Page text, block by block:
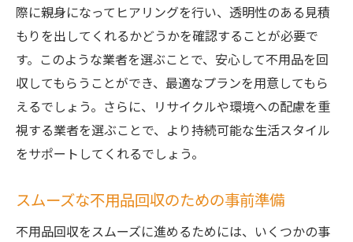
際に親身になってヒアリングを行い、透明性のある見積
もりを出してくれるかどうかを確認することが必要で
す。このような業者を選ぶことで、安心して不用品を回
収してもらうことができ、最適なプランを用意してもら
えるでしょう。さらに、リサイクルや環境への配慮を重
視する業者を選ぶことで、より持続可能な生活スタイル
をサポートしてくれるでしょう。
スムーズな不用品回収のための事前準備
不用品回収をスムーズに進めるためには、いくつかの事